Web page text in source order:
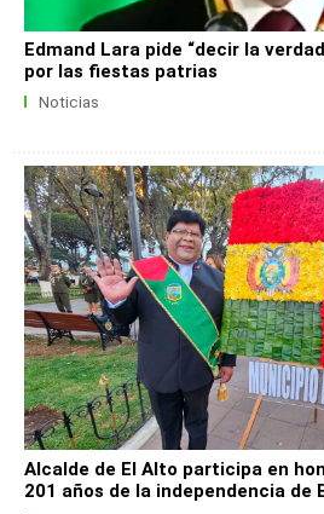
Edmand Lara pide “decir la
por las fiestas patrias
Noticias
Alcalde de El Alto participa en
201 años de la independencia de